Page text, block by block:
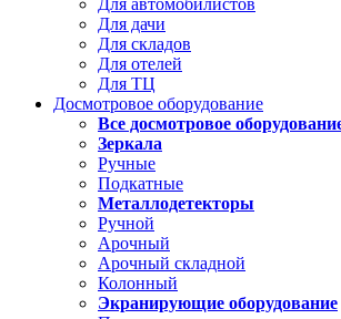
Для автомобилистов
Для дачи
Для складов
Для отелей
Для ТЦ
Досмотровое оборудование
Все досмотровое
Зеркала
Ручные
Подкатные
Металлодетекторы
Ручной
Арочный
Арочный складной
Колонный
Экранирующие оборудование